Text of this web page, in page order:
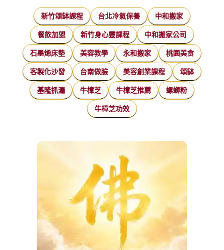
新竹頌缽課程 台北冷氣保養 中和搬家
餐飲加盟 新竹身心靈課程 中和搬家公司
石墨烯床墊 美容教學 永和搬家 桃園美食
客製化沙發 台南做臉 美容創業課程 頌缽
基隆抓漏 牛樟芝 牛樟芝推薦 螺螄粉
牛樟芝功效